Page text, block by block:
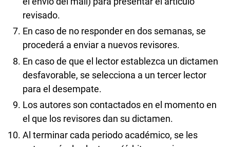
revisado.
En caso de no responder en dos semanas, se
procederá a enviar a nuevos revisores.
En caso de que el lector establezca un dictamen
desfavorable, se selecciona a un tercer lector
para el desempate.
Los autores son contactados en el momento en
el que los revisores dan su dictamen.
Al terminar cada periodo académico, se les